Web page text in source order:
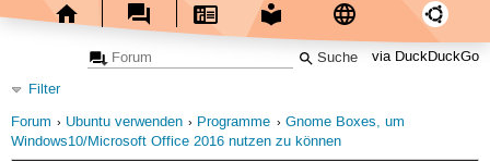
via DuckDuckGo
Filter
Forum
Ubuntu verwenden Programme
Gnome Boxes, um
Windows10/Microsoft Office 2016 nutzen zu können